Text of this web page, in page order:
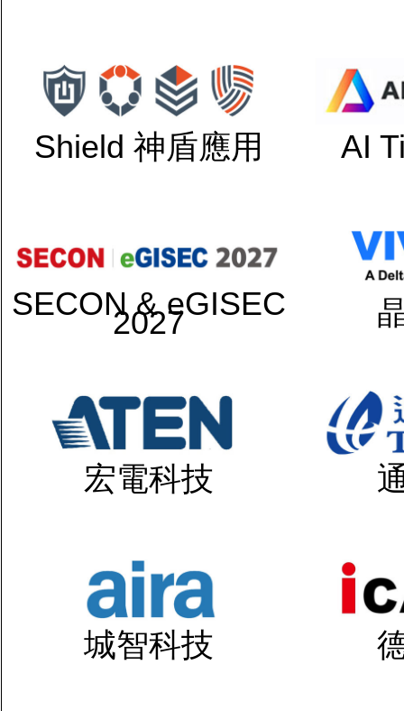
Shield 神盾應用 AI
SECON & eGISEC
2027
宏電科技
城智科技